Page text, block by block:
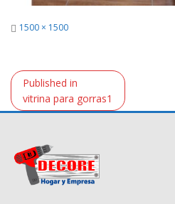
Full
1500 × 1500
Navegación
de
entradas
Published in
vitrina para gorras1